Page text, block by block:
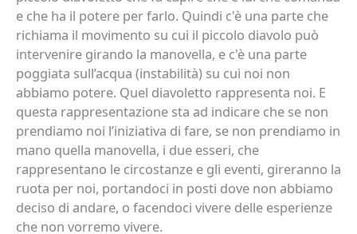
e che ha il potere per farlo. Quindi c'è una parte che
richiama il movimento su cui il piccolo diavolo può
intervenire girando la manovella, e c'è una parte
poggiata sull’acqua (instabilità) su cui noi non
abbiamo potere. Quel diavoletto rappresenta noi. E
questa rappresentazione sta ad indicare che se non
prendiamo noi l’iniziativa di fare, se non prendiamo in
mano quella manovella, i due esseri, che
rappresentano le circostanze e gli eventi, gireranno la
ruota per noi, portandoci in posti dove non abbiamo
deciso di andare, o facendoci vivere delle esperienze
che non vorremo vivere.